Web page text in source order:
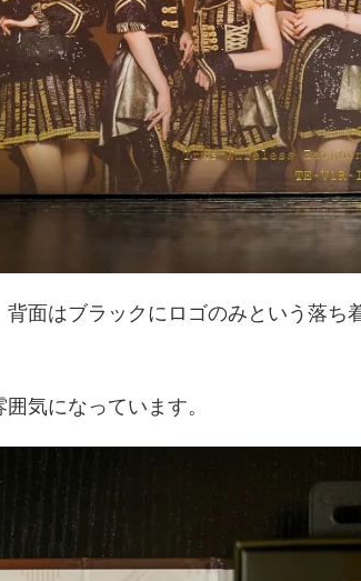
面はブラックにロゴのみという落ち
気になっています。